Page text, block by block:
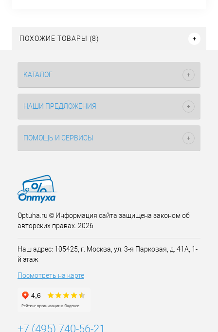
ПОХОЖИЕ ТОВАРЫ (8)
КАТАЛОГ
НАШИ ПРЕДЛОЖЕНИЯ
ПОМОЩЬ И СЕРВИСЫ
Optuha.ru © Информация сайта защищена законом об
авторских правах. 2026
Наш адрес: 105425, г. Москва, ул. 3-я Парковая, д. 41А, 1-
й этаж
Посмотреть на карте
+7 (495) 740-56-21